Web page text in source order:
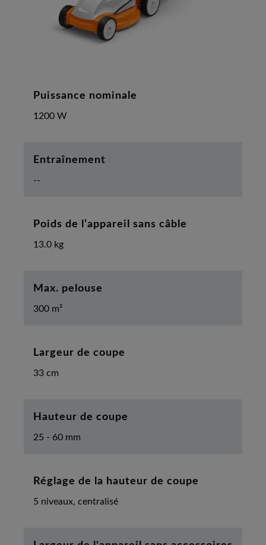
Puissance nominale
1200 W
Entraînement
--
Poids de l’appareil sans câble
13.0 kg
Max. pelouse
300 m²
Largeur de coupe
33 cm
Hauteur de coupe
25 - 60 mm
Réglage de la hauteur de coupe
5 niveaux, centralisé